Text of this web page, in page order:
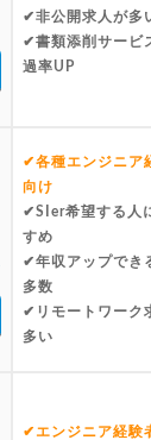
✔非公開求人が多
✔書類添削サービ
過率UP
✔各種エンジニア
向け
✔SIer希望する人
すめ
✔年収アップでき
多数
✔リモートワーク
多い
✔エンジニア経験